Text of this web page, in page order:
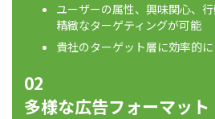
ユーザーの属性、興味関心、
精緻なターゲティングが可能
貴社のターゲット層に効率的
02
多様な広告フォーマット